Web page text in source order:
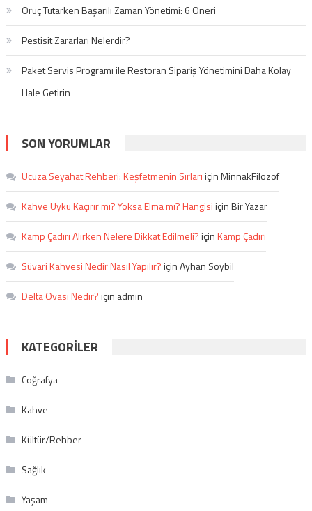
Oruç Tutarken Başarılı Zaman Yönetimi: 6 Öneri
Pestisit Zararları Nelerdir?
Paket Servis Programı ile Restoran Sipariş Yönetimini Daha Kolay
Hale Getirin
SON YORUMLAR
Ucuza Seyahat Rehberi: Keşfetmenin SırlarıiçinMinnakFilozof
Kahve Uyku Kaçırır mı? Yoksa Elma mı? HangisiiçinBir Yazar
Kamp Çadırı Alırken Nelere Dikkat Edilmeli?içinKamp Çadırı
Süvari Kahvesi Nedir Nasıl Yapılır?içinAyhan Soybil
Delta Ovası Nedir?için admin
KATEGORILER
Coğrafya
Kahve
Kültür/Rehber
Sağlık
Yaşam